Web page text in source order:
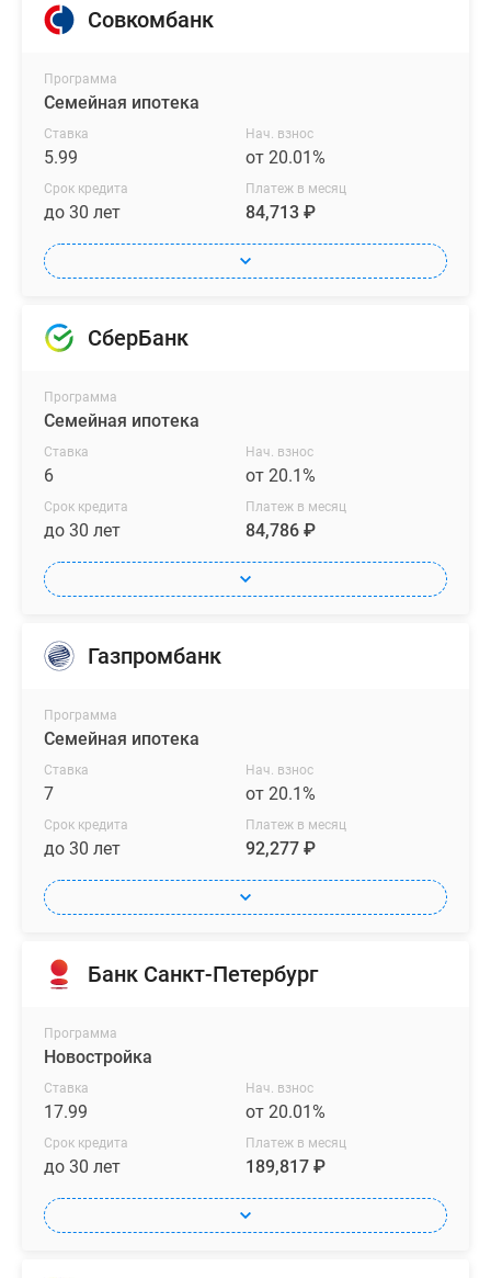
Совкомбанк
Программа
Семейная ипотека
Ставка
5.99
Нач. взнос
от 20.01%
Срок кредита
до 30 лет
Платеж в месяц
84,713 ₽
СберБанк
Программа
Семейная ипотека
Ставка
6
Нач. взнос
от 20.1%
Срок кредита
до 30 лет
Платеж в месяц
84,786 ₽
Газпромбанк
Программа
Семейная ипотека
Ставка
7
Нач. взнос
от 20.1%
Срок кредита
до 30 лет
Платеж в месяц
92,277 ₽
Банк Санкт-Петербург
Программа
Новостройка
Ставка
17.99
Нач. взнос
от 20.01%
Срок кредита
до 30 лет
Платеж в месяц
189,817 ₽